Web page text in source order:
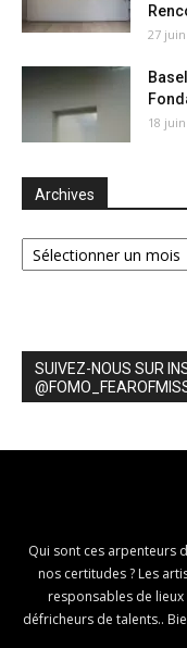
27
18
Archives
Archives
SUIVEZ-NOUS SUR
Qui sont ces arpenteurs
nos certitudes ? Les
responsables de
défricheurs de talents..